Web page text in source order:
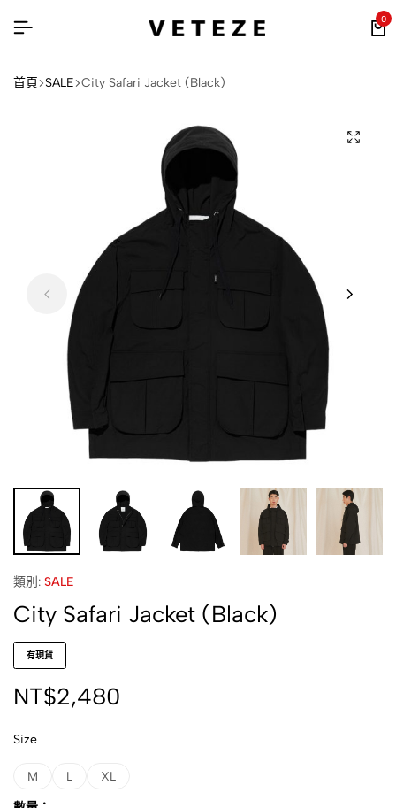
0
首頁 SALE City Safari Jacket (Black)
類別: SALE
City Safari Jacket (Black)
有現貨
NT$2,480
Size
M L XL